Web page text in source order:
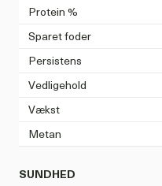
Protein %
Sparet foder
Persistens
Vedligehold
Vækst
Metan
SUNDHED